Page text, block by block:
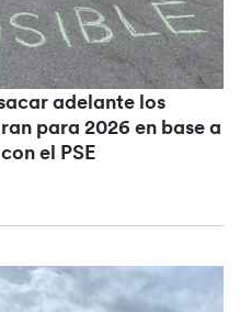
adelante los
para 2026 en base a
el PSE